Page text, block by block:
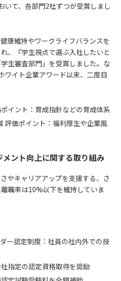
いて、各部門2社ずつが受賞しまし
康維持やワークライフバランスを
、『学生視点で選ぶ入社したいと
生審査部門」を受賞しました。な
ワイト企業アワード以来、二度目
イント：育成指針などの育成体系
評価ポイント：福利厚生や企業風
ント向上に関する取り組み
やキャリアアップを支援する、さ
職率は10%以下を維持していま
ー認定制度：社員の社内外での技
指定の認定資格取得を奨励